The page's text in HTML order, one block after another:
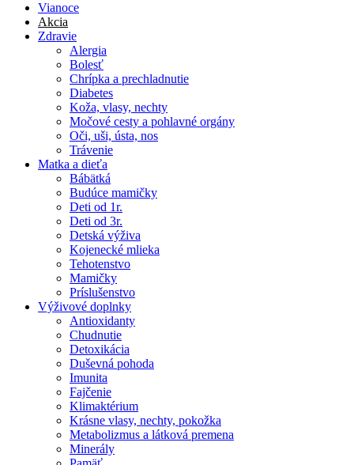
Vianoce
Akcia
Zdravie
Alergia
Bolesť
Chrípka a prechladnutie
Diabetes
Koža, vlasy, nechty
Močové cesty a pohlavné orgány
Oči, uši, ústa, nos
Trávenie
Matka a dieťa
Bábätká
Budúce mamičky
Deti od 1r.
Deti od 3r.
Detská výživa
Kojenecké mlieka
Tehotenstvo
Mamičky
Príslušenstvo
Výživové doplnky
Antioxidanty
Chudnutie
Detoxikácia
Duševná pohoda
Imunita
Fajčenie
Klimaktérium
Krásne vlasy, nechty, pokožka
Metabolizmus a látková premena
Minerály